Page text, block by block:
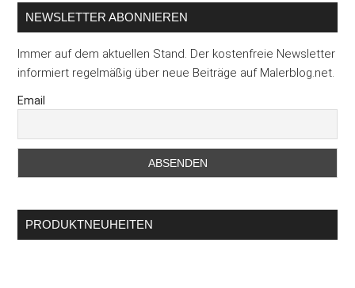
NEWSLETTER ABONNIEREN
Immer auf dem aktuellen Stand. Der kostenfreie Newsletter
informiert regelmäßig über neue Beiträge auf Malerblog.net.
Email
PRODUKTNEUHEITEN